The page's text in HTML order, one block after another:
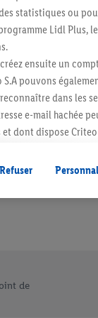
vous à la newsletter
S'abonner
de
statistiques ou
Lidl Plus,
ensuite un
pouvons
dans les
e-mail hachée
dont dispose Criteo
d’un webshop
services de Lidl si
e-mail hachée et,
Vous
votre
Refuser